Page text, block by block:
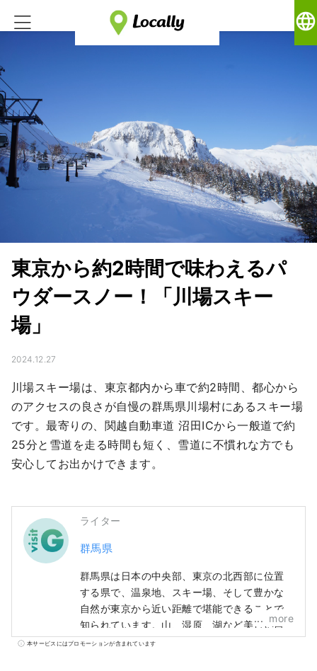
language
東京から約2時間で味わえるパ
ウダースノー！「川場スキー
場」
2024.12.27
川場スキー場は、東京都内から車で約2時間、都心から
のアクセスの良さが自慢の群馬県川場村にあるスキー場
です。最寄りの、関越自動車道 沼田ICから一般道で約
25分と雪道を走る時間も短く、雪道に不慣れな方でも
安心してお出かけできます。
ライター
群馬県
群馬県は日本の中央部、東京の北西部に位置
する県で、温泉地、スキー場、そして豊かな
自然が東京から近い距離で堪能できることで
知られています。山、湿原、湖など美しい自
然に囲まれた魅力的な温泉地が点在し、日常
more
本サービスにはプロモーションが含まれています